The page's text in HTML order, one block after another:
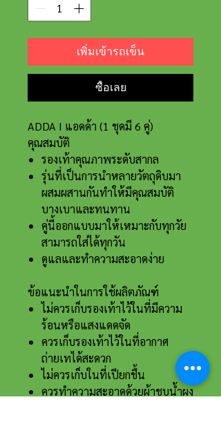
เพิ่มเข้ารถเข็น
ซื้อเลย
ADDA I แอดด้า (1 ชุดมี 6 คู่)
คุณสมบัติ
รองเท้าคุณภาพระดับสากล
รุ่นที่เป็นการนำหลายวัตถุดิบมา
ผสมผสานกันทำให้มีคุณสมบัติ
บางเบาและทนทาน
คู่นี้ออกแบบมาให้เหมาะกับทุกวัย
สามารถใส่ได้ทุกวัน
ดูแลและทำความสะอาดง่าย
ข้อแนะนำในการใช้ผลิตภัณฑ์
ไม่ควรเก็บรองเท้าไว้ในที่มีความ
ร้อนหรือแสงแดดจัด
ควรเก็บรองเท้าไว้ในที่อากาศ
ถ่ายเทได้สะดวก
ไม่ควรเก็บในที่เปียกชื้น
ควรทำความสะอาดด้วยผ้าชุบน้ำผง